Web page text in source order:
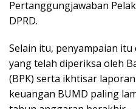
Pertanggungjawaban
DPRD.
Selain itu, penyampaian
yang telah diperiksa oleh
(BPK) serta ikhtisar
keuangan BUMD paling